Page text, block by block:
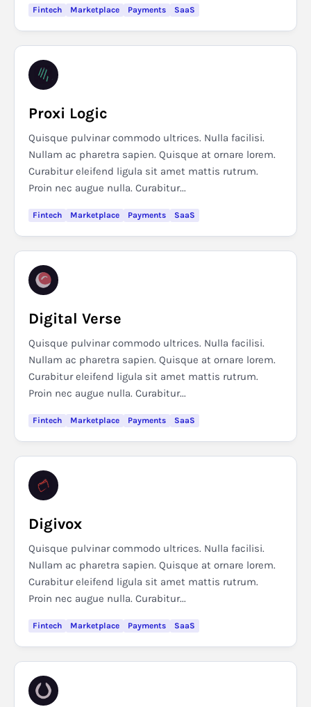
Fintech Marketplace Payments SaaS
Proxi Logic
Quisque pulvinar commodo ultrices. Nulla facilisi.
Nullam ac pharetra sapien. Quisque at ornare lorem.
Curabitur eleifend ligula sit amet mattis rutrum.
Proin nec augue nulla. Curabitur...
Fintech Marketplace Payments SaaS
Digital Verse
Quisque pulvinar commodo ultrices. Nulla facilisi.
Nullam ac pharetra sapien. Quisque at ornare lorem.
Curabitur eleifend ligula sit amet mattis rutrum.
Proin nec augue nulla. Curabitur...
Fintech Marketplace Payments SaaS
Digivox
Quisque pulvinar commodo ultrices. Nulla facilisi.
Nullam ac pharetra sapien. Quisque at ornare lorem.
Curabitur eleifend ligula sit amet mattis rutrum.
Proin nec augue nulla. Curabitur...
Fintech Marketplace Payments SaaS